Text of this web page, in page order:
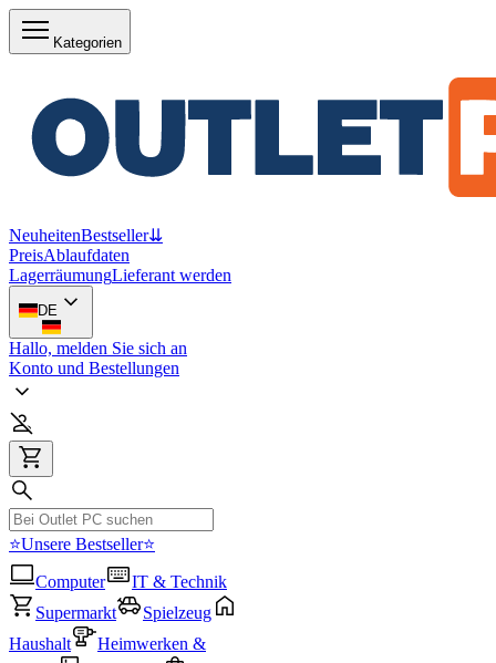
Kategorien
NeuheitenBestseller⇊
PreisAblaufdaten
LagerräumungLieferant werden
DE
Hallo, melden Sie sich an
Konto und Bestellungen
⭐Unsere Bestseller⭐
Computer
IT & Technik
Supermarkt
Spielzeug
Haushalt
Heimwerken &